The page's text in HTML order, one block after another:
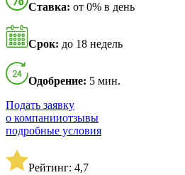
Ставка: от 0% в день
Срок: до 18 недель
Одобрение: 5 мин.
Подать заявку
о компанииотзывы
подробные условия
Рейтинг: 4,7